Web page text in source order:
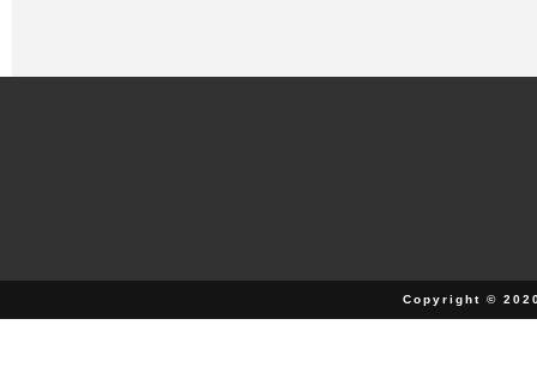
Copyright ©